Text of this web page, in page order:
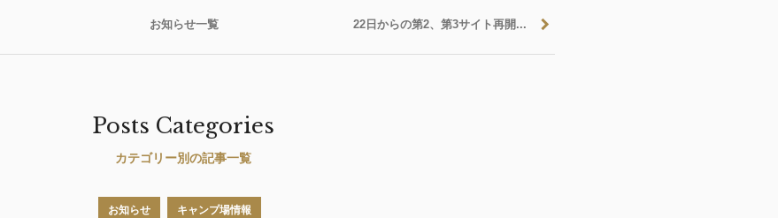
お知らせ一覧 22日からの第2、第3サイト再開...
Posts Categories
カテゴリー別の記事一覧
お知らせ キャンプ場情報